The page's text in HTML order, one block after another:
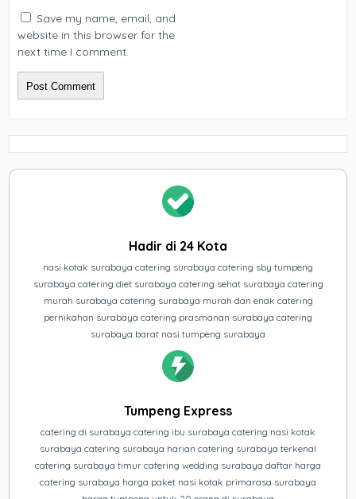
Save my name, email, and
website in this browser for the
next time I comment.
Hadir di 24 Kota
nasi kotak surabaya catering surabaya catering sby tumpeng
surabaya catering diet surabaya catering sehat surabaya catering
murah surabaya catering surabaya murah dan enak catering
pernikahan surabaya catering prasmanan surabaya catering
surabaya barat nasi tumpeng surabaya
Tumpeng Express
catering di surabaya catering ibu surabaya catering nasi kotak
surabaya catering surabaya harian catering surabaya terkenal
catering surabaya timur catering wedding surabaya daftar harga
catering surabaya harga paket nasi kotak primarasa surabaya